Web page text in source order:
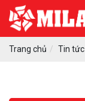
Trang chủ Tin tức